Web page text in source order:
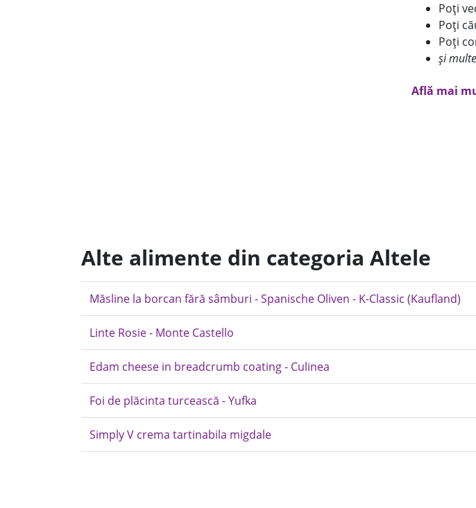
Poți
Poți
Poți
și
Află mai
Alte alimente din categoria Altele
Măsline la borcan fără sâmburi - Spanische Oliven - K-Classic (Kaufland)
Linte Rosie - Monte Castello
Edam cheese in breadcrumb coating - Culinea
Foi de plăcinta turcească - Yufka
Simply V crema tartinabila migdale